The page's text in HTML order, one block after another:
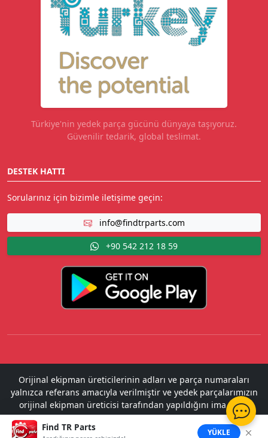
Türkiye'nin yedek parça gücünü dünyaya taşıyoruz.
Güvenilir tedarik, global teslimat.
DESTEK HATTI
Sorularınız için bizimle iletişime geçin:
info@findtrparts.com
+90 542 212 18 59
Orijinal ekipman üreticilerinin adları ve parça numaraları
yalnızca referans amacıyla verilmiştir ve yedek parçalarımızın
orijinal ekipman üreticisi tarafından yapıldığını ima etme
amacı taşımaz.
2022 - 2026 Copyright © . All Rights Reserved.
Find TR Parts YÜKLE